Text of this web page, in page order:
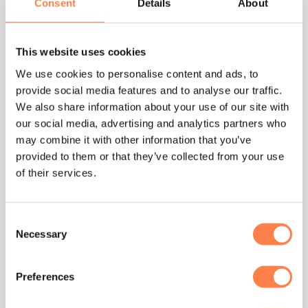
Consent Details About
This website uses cookies
We use cookies to personalise content and ads, to
provide social media features and to analyse our traffic.
We also share information about your use of our site with
our social media, advertising and analytics partners who
may combine it with other information that you’ve
provided to them or that they’ve collected from your use
of their services.
Selection
Necessary
Preferences
PILATES
Reformer Bundle met
(Jet Black) – Merrithew®
WINKELWAGEN
Studio reformer kopen bij Yoga-Pilatesshop
Eenstudio reformeris een professionele pilatesreformer
bank is een pilates-apparaat bestaande uit een bewegend
weerstand. Deze is uit te breiden met aanvullende reformer
accessoires. Op een studio pilates reformer kun je staand,
zittend of liggend oefeningen doen. Regelmatig oefenen